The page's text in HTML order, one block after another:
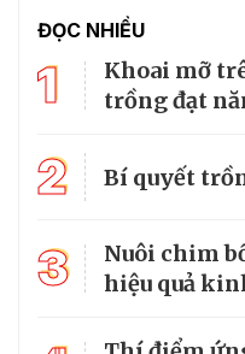
ĐỌC NHIỀU
1
Khoai mỡ
trồng đạt
2 Bí quyết
3
Nuôi chim
hiệu quả